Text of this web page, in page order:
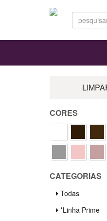
CORES
CATEGORIAS
Todas
*Linha Prime